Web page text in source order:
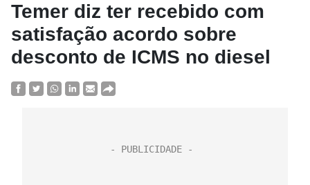
Temer diz ter recebido com
satisfação acordo sobre
desconto de ICMS no diesel